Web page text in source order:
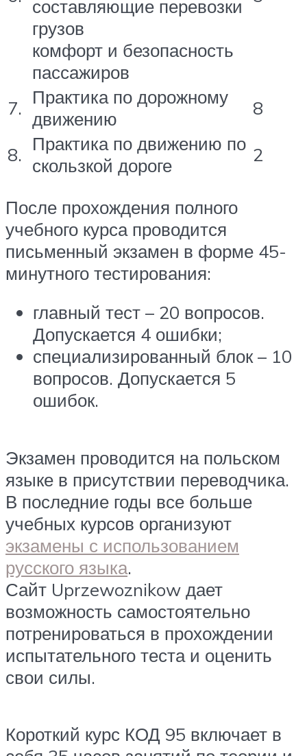
составляющие перевозки
грузов
комфорт и безопасность
пассажиров
7. Практика по дорожному
движению
8
8. Практика по движению по
скользкой дороге
2
После прохождения полного
учебного курса проводится
письменный экзамен в форме 45-
минутного тестирования:
главный тест – 20 вопросов.
Допускается 4 ошибки;
специализированный блок – 10
вопросов. Допускается 5
ошибок.
Экзамен проводится на польском
языке в присутствии переводчика.
В последние годы все больше
учебных курсов организуют
экзамены с использованием
русского языка.
Сайт Uprzewoznikow дает
возможность самостоятельно
потренироваться в прохождении
испытательного теста и оценить
свои силы.
Короткий курс КОД 95 включает в